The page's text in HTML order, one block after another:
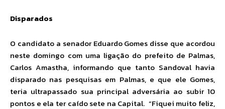
Disparados
O candidato a senador Eduardo Gomes disse que acordou
neste domingo com uma ligação do prefeito de Palmas,
Carlos Amastha, informando que tanto Sandoval havia
disparado nas pesquisas em Palmas, e que ele Gomes,
teria ultrapassado sua principal adversária ao subir 10
pontos e ela ter caído sete na Capital. “Fiquei muito feliz,